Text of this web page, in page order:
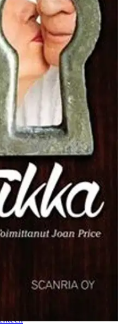
ajaton erotiikka on
ikäiset voivat samaistua.
rakkautta, toiset taas rosoisia
henkilöt seksiä
kanssa, jota he ovat
he satunnaista seksiä
tarina saa taatusti minkä
on puutteita tai niitä